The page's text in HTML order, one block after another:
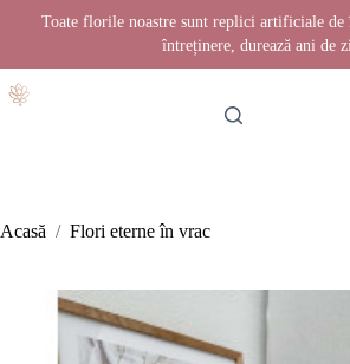
Toate florile noastre sunt replici artificiale
întreținere, durează ani de
la
Acasă / Flori eterne în vrac